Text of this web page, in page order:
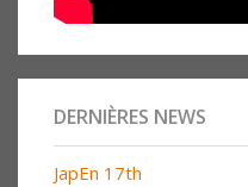
DERNIÈRES NEWS
JapEn 17th